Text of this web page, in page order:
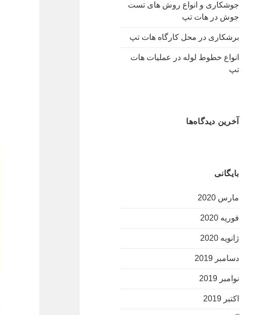
جوشکاری و انواع روش های تست
جوش در هات تپ
برشکاری در محل کارگاه هات تپ
انواع خطوط لوله در عملیات هات
تپ
آخرین دیدگاه‌ها
بایگانی
مارس 2020
فوریه 2020
ژانویه 2020
دسامبر 2019
نوامبر 2019
اکتبر 2019